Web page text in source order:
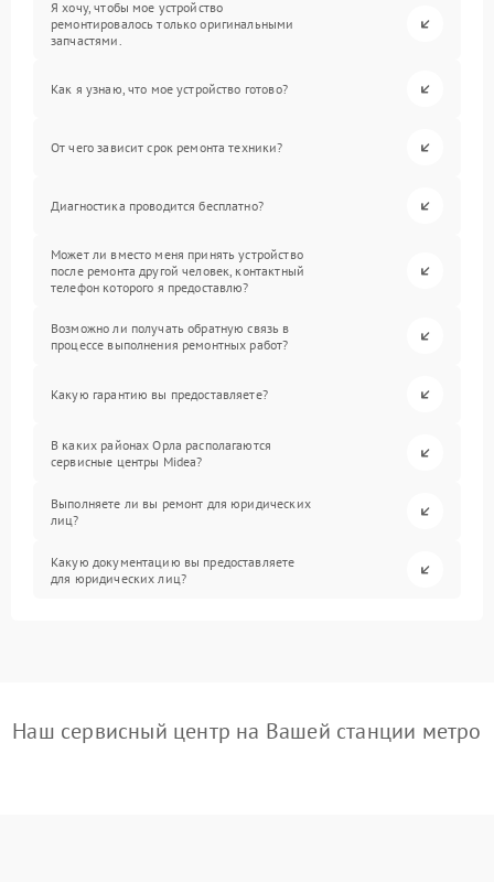
Я хочу, чтобы мое устройство
ремонтировалось только оригинальными
запчастями.
Как я узнаю, что мое устройство готово?
От чего зависит срок ремонта техники?
Диагностика проводится бесплатно?
Может ли вместо меня принять устройство
после ремонта другой человек, контактный
телефон которого я предоставлю?
Возможно ли получать обратную связь в
процессе выполнения ремонтных работ?
Какую гарантию вы предоставляете?
В каких районах Орла располагаются
сервисные центры Midea?
Выполняете ли вы ремонт для юридических
лиц?
Какую документацию вы предоставляете
для юридических лиц?
Наш сервисный центр на Вашей станции метро